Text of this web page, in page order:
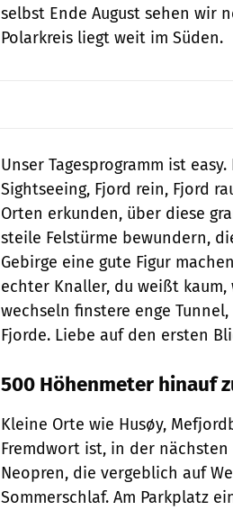
selbst Ende August sehen wir
Polarkreis liegt weit im Süden.
Unser Tagesprogramm ist
Sightseeing, Fjord rein, Fjord
Orten erkunden, über diese
steile Felstürme bewundern,
Gebirge eine gute Figur
echter Knaller, du weißt
wechseln finstere enge
Fjorde. Liebe auf den ersten
500 Höhenmeter hinauf
Kleine Orte wie Husøy,
Fremdwort ist, in der
Neopren, die vergeblich auf
Sommerschlaf. Am Parkplatz